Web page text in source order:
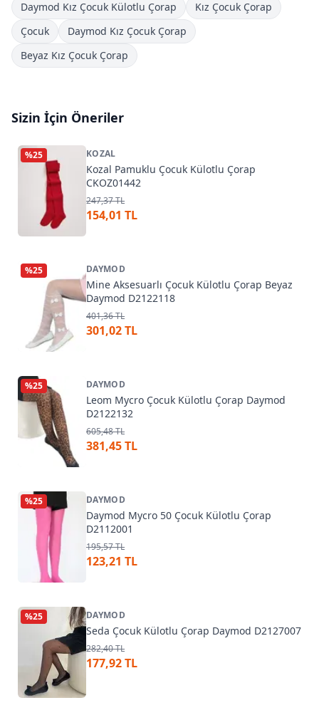
Daymod Kız Çocuk Külotlu Çorap
Kız Çocuk Çorap
Çocuk
Daymod Kız Çocuk Çorap
Beyaz Kız Çocuk Çorap
Sizin İçin Öneriler
%25 KOZAL
Kozal Pamuklu Çocuk Külotlu Çorap
CKOZ01442
247,37 TL
154,01 TL
%25 DAYMOD
Mine Aksesuarlı Çocuk Külotlu Çorap Beyaz
Daymod D2122118
401,36 TL
301,02 TL
%25 DAYMOD
Leom Mycro Çocuk Külotlu Çorap Daymod
D2122132
605,48 TL
381,45 TL
%25 DAYMOD
Daymod Mycro 50 Çocuk Külotlu Çorap
D2112001
195,57 TL
123,21 TL
%25 DAYMOD
Seda Çocuk Külotlu Çorap Daymod D2127007
282,40 TL
177,92 TL